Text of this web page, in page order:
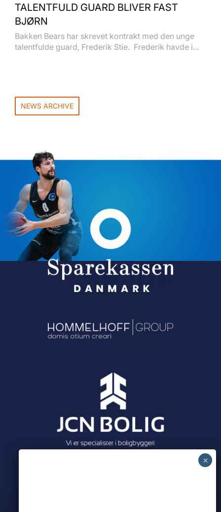
TALENTFULD GUARD BLIVER FAST
BJØRN
Bakken Bears har skrevet kontrakt med den unge
talentfulde guard, Frederik Stie. Frederik havde i...
NEWS ARCHIVE